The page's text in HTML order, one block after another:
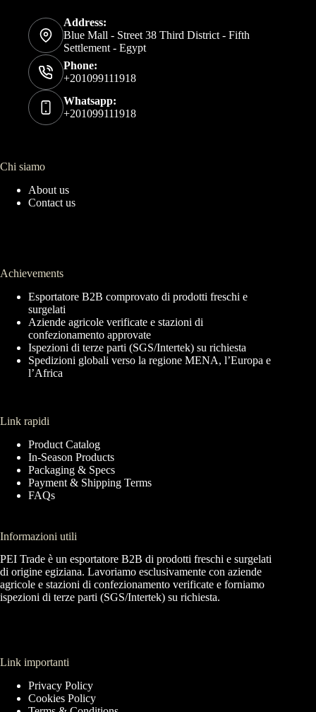
Address:
Blue Mall - Street 38 Third District - Fifth
Settlement - Egypt
Phone:
+201099111918
Whatsapp:
+201099111918
Chi siamo
About us
Contact us
Achievements
Esportatore B2B comprovato di prodotti freschi e
surgelati
Aziende agricole verificate e stazioni di
confezionamento approvate
Ispezioni di terze parti (SGS/Intertek) su richiesta
Spedizioni globali verso la regione MENA, l’Europa e
l’Africa
Link rapidi
Product Catalog
In-Season Products
Packaging & Specs
Payment & Shipping Terms
FAQs
Informazioni utili
PEI Trade è un esportatore B2B di prodotti freschi e surgelati
di origine egiziana. Lavoriamo esclusivamente con aziende
agricole e stazioni di confezionamento verificate e forniamo
ispezioni di terze parti (SGS/Intertek) su richiesta.
Link importanti
Privacy Policy
Cookies Policy